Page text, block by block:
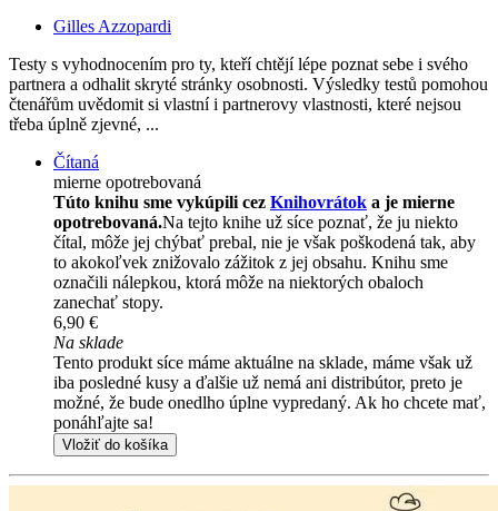
Gilles Azzopardi
Testy s vyhodnocením pro ty, kteří chtějí lépe poznat sebe i svého
partnera a odhalit skryté stránky osobnosti. Výsledky testů pomohou
čtenářům uvědomit si vlastní i partnerovy vlastnosti, které nejsou
třeba úplně zjevné, ...
Čítaná
mierne opotrebovaná
Túto knihu sme vykúpili cez Knihovrátok a je mierne
opotrebovaná.Na tejto knihe už síce poznať, že ju niekto
čítal, môže jej chýbať prebal, nie je však poškodená tak, aby
to akokoľvek znižovalo zážitok z jej obsahu. Knihu sme
označili nálepkou, ktorá môže na niektorých obaloch
zanechať stopy.
6,90 €
Na sklade
Tento produkt síce máme aktuálne na sklade, máme však už
iba posledné kusy a ďalšie už nemá ani distribútor, preto je
možné, že bude onedlho úplne vypredaný. Ak ho chcete mať,
ponáhľajte sa!
Vložiť do košíka